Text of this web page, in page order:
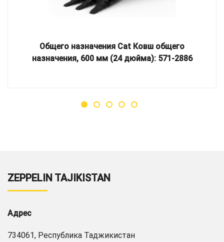
Общего назначения Cat Ковш общего
назначения, 600 мм (24 дюйма): 571-2886
ZEPPELIN TAJIKISTAN
Адрес
734061, Республика Таджикистан